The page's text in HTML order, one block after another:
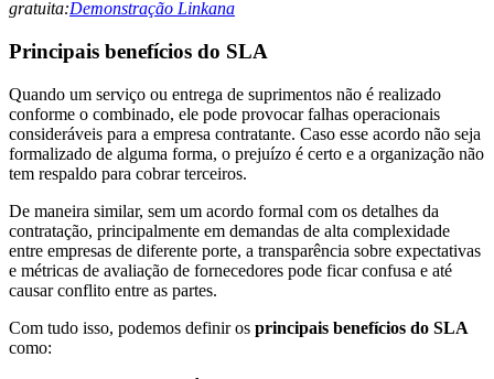
gratuita:Demonstração Linkana
Principais benefícios do SLA
Quando um serviço ou entrega de suprimentos não é realizado
conforme o combinado, ele pode provocar falhas operacionais
consideráveis para a empresa contratante. Caso esse acordo não seja
formalizado de alguma forma, o prejuízo é certo e a organização não
tem respaldo para cobrar terceiros.
De maneira similar, sem um acordo formal com os detalhes da
contratação, principalmente em demandas de alta complexidade
entre empresas de diferente porte, a transparência sobre expectativas
e métricas de avaliação de fornecedores pode ficar confusa e até
causar conflito entre as partes.
Com tudo isso, podemos definir os principais benefícios do SLA
como: